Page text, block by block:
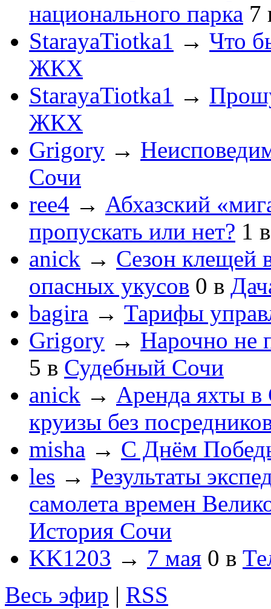
национального парка 7
StarayaTiotka1 → Что
ЖКХ
StarayaTiotka1 →
ЖКХ
Grigory →
Сочи
ree4 → Абхазский
пропускать или нет? 1
anick → Сезон клещей
опасных укусов 0 в
bagira → Тарифы
Grigory → Нарочно не
5 в Судебный Сочи
anick → Аренда яхты в
круизы без
misha → С Днём
les → Результаты
самолета времен
История Сочи
KK1203 → 7 мая 0 в
Весь эфир | RSS